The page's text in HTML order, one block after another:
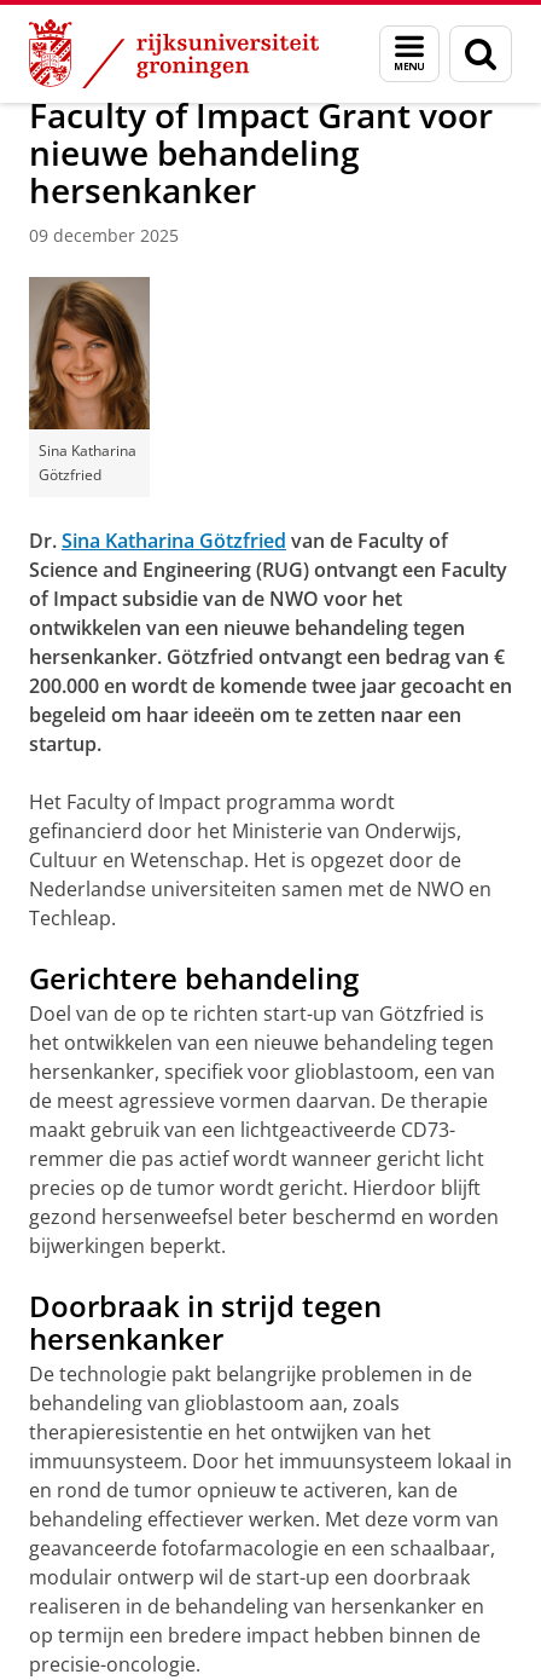
Skip
Content
Skip
Navigation
Menu
en
zoeken
Over ons Faculty of Science and Engineering Nieuws
Faculty of Impact Grant voor
nieuwe behandeling
hersenkanker
09 december 2025
Sina Katharina
Götzfried
Dr.Sina Katharina Götzfried van de Faculty of
Science and Engineering (RUG) ontvangt een Faculty
of Impact subsidie van de NWO voor het
ontwikkelen van een nieuwe behandeling tegen
hersenkanker. Götzfried ontvangt een bedrag van €
200.000 en wordt de komende twee jaar gecoacht en
begeleid om haar ideeën om te zetten naar een
startup.
Het Faculty of Impact programma wordt
gefinancierd door het Ministerie van Onderwijs,
Cultuur en Wetenschap. Het is opgezet door de
Nederlandse universiteiten samen met de NWO en
Techleap.
Gerichtere behandeling
Doel van de op te richten start-up van Götzfried is
het ontwikkelen van een nieuwe behandeling tegen
hersenkanker, specifiek voor glioblastoom, een van
de meest agressieve vormen daarvan. De therapie
maakt gebruik van een lichtgeactiveerde CD73-
remmer die pas actief wordt wanneer gericht licht
precies op de tumor wordt gericht. Hierdoor blijft
gezond hersenweefsel beter beschermd en worden
bijwerkingen beperkt.
Doorbraak in strijd tegen
hersenkanker
De technologie pakt belangrijke problemen in de
behandeling van glioblastoom aan, zoals
therapieresistentie en het ontwijken van het
immuunsysteem. Door het immuunsysteem lokaal in
en rond de tumor opnieuw te activeren, kan de
behandeling effectiever werken. Met deze vorm van
geavanceerde fotofarmacologie en een schaalbaar,
modulair ontwerp wil de start-up een doorbraak
realiseren in de behandeling van hersenkanker en
op termijn een bredere impact hebben binnen de
precisie-oncologie.